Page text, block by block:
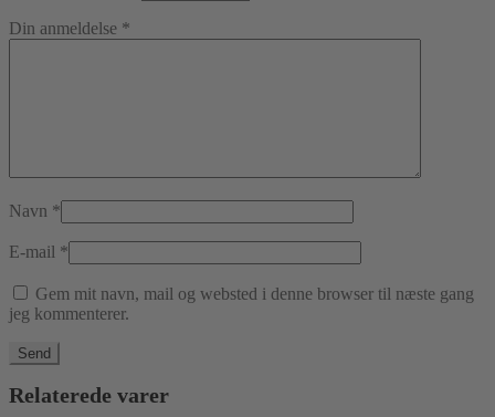
Din anmeldelse *
Navn *
E-mail *
Gem mit navn, mail og websted i denne browser til næste gang
jeg kommenterer.
Relaterede varer